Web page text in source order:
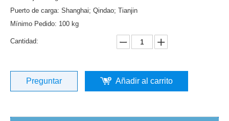
Puerto de carga: Shanghai; Qindao; Tianjin
Mínimo Pedido: 100 kg
Cantidad:
Preguntar Añadir al carrito